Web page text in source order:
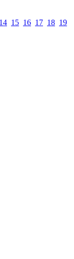
14 15 16 17 18 19